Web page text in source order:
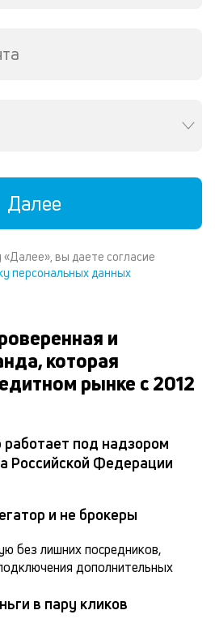
Далее
вы даете согласие
персональных данных
и
которая
рынке с 2012
под надзором
Российской Федерации
и не брокеры
без лишних посредников,
дополнительных
в пару кликов